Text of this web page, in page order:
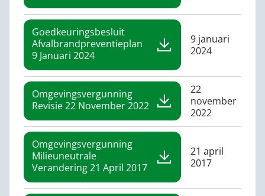
Goedkeuringsbesluit
Afvalbrandpreventieplan
9 Januari 2024
9 januari
2024
Omgevingsvergunning
Revisie 22 November 2022
22
november
2022
Omgevingsvergunning
Milieuneutrale
Verandering 21 April 2017
21 april
2017